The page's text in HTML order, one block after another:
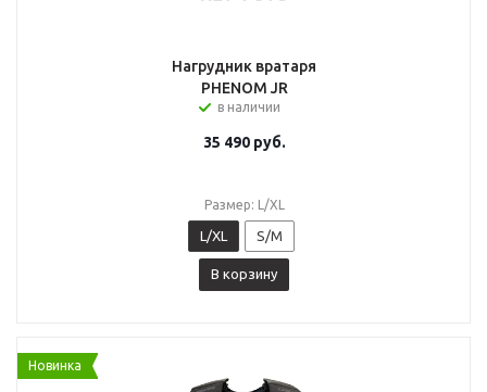
Нагрудник вратаря
PHENOM JR
в наличии
35 490руб.
Размер: L/XL
L/XL S/M
В корзину
Новинка